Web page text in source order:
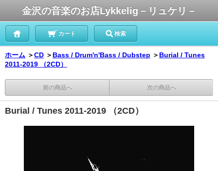
金沢の音楽のお店Lykkelig－リュケリ－
カート 検索
ホーム ＞CD ＞ Bass / Drum'n'Bass / Dubstep ＞ Burial / Tunes
2011-2019 （2CD）
前の商品へ 次の商品へ
Burial / Tunes 2011-2019 （2CD）